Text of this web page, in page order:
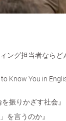
グ担当者ならど
Know You in
振りかざす社会』
言うのか』